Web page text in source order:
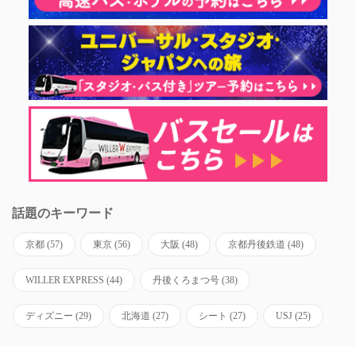
話題のキーワード
京都 (57) 東京 (56) 大阪 (48) 京都丹後鉄道 (48)
WILLER EXPRESS (44) 丹後くろまつ号 (38)
ディズニー (29) 北海道 (27) シート (27) USJ (25)